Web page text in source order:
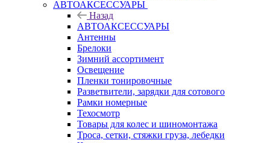
АВТОАКСЕССУАРЫ
Назад
АВТОАКСЕССУАРЫ
Антенны
Брелоки
Зимний ассортимент
Освещение
Пленки тонировочные
Разветвители, зарядки для сотового
Рамки номерные
Техосмотр
Товары для колес и шиномонтажа
Троса, сетки, стяжки груза, лебедки